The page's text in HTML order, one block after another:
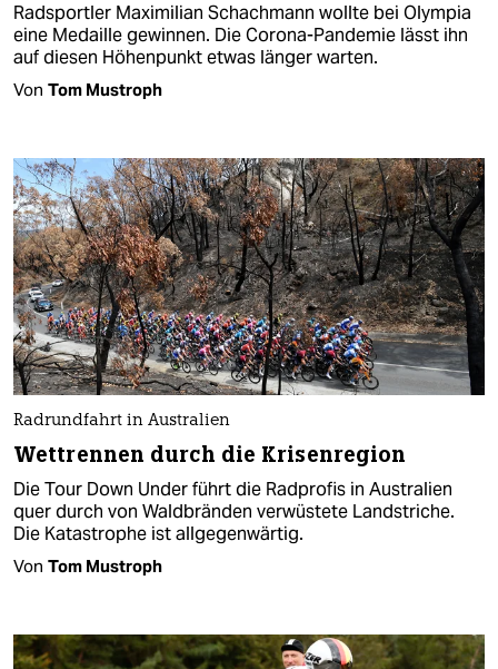
Radsportler Maximilian Schachmann wollte bei Olympia
eine Medaille gewinnen. Die Corona-Pandemie lässt ihn
auf diesen Höhenpunkt etwas länger warten.
Von Tom Mustroph
Radrundfahrt in Australien
Wettrennen durch die Krisenregion
Die Tour Down Under führt die Radprofis in Australien
quer durch von Waldbränden verwüstete Landstriche.
Die Katastrophe ist allgegenwärtig.
Von Tom Mustroph